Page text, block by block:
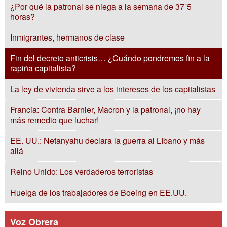
¿Por qué la patronal se niega a la semana de 37´5
horas?
Inmigrantes, hermanos de clase
Fin del decreto anticrisis… ¿Cuándo pondremos fin a la
rapiña capitalista?
La ley de vivienda sirve a los intereses de los capitalistas
Francia: Contra Barnier, Macron y la patronal, ¡no hay
más remedio que luchar!
EE. UU.: Netanyahu declara la guerra al Líbano y más
allá
Reino Unido: Los verdaderos terroristas
Huelga de los trabajadores de Boeing en EE.UU.
Voz Obrera